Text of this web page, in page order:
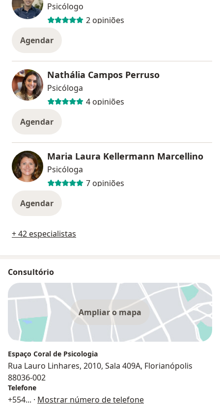
Psicólogo
2 opiniões
Agendar
Nathália Campos Perruso
Psicóloga
4 opiniões
Agendar
Maria Laura Kellermann Marcellino
Psicóloga
7 opiniões
Agendar
+ 42 especialistas
Consultório
Ampliar o mapa
Espaço Coral de Psicologia
Rua Lauro Linhares, 2010, Sala 409A, Florianópolis
88036-002
Telefone
+554... · Mostrar número de telefone